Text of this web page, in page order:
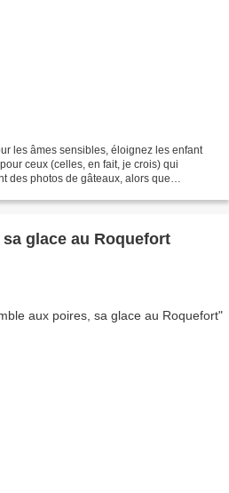
les âmes sensibles, éloignez les enfant
ceux (celles, en fait, je crois) qui
des photos de gâteaux, alors que
glace au Roquefort